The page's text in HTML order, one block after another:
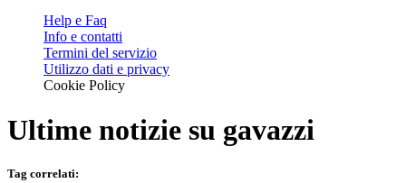
Help e Faq
Info e contatti
Termini del servizio
Utilizzo dati e privacy
Cookie Policy
Ultime notizie su gavazzi
Tag correlati: